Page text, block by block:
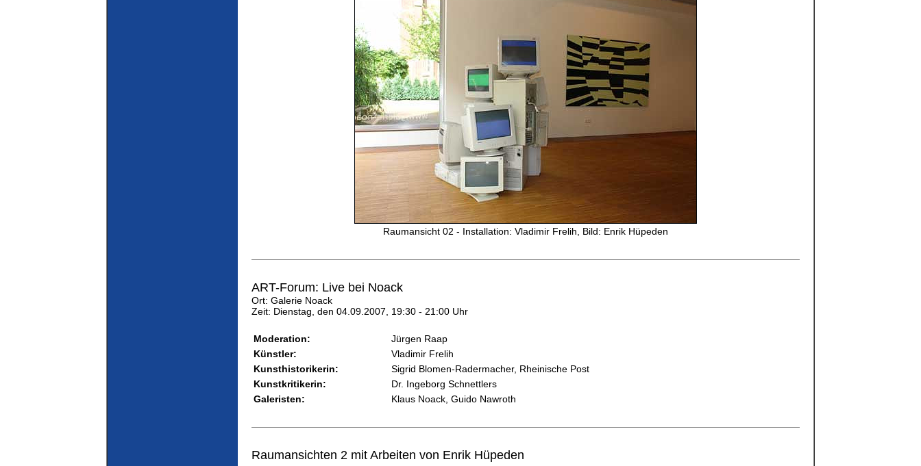
Raumansicht 02 - Installation: Vladimir Frelih, Bild: Enrik Hüpeden
ART-Forum: Live bei Noack
Ort: Galerie Noack
Zeit: Dienstag, den 04.09.2007, 19:30 - 21:00 Uhr
Moderation:
Jürgen Raap
Künstler:
Vladimir Frelih
Kunsthistorikerin:
Sigrid Blomen-Radermacher, Rheinische Post
Kunstkritikerin:
Dr. Ingeborg Schnettlers
Galeristen:
Klaus Noack, Guido Nawroth
Raumansichten 2 mit Arbeiten von Enrik Hüpeden